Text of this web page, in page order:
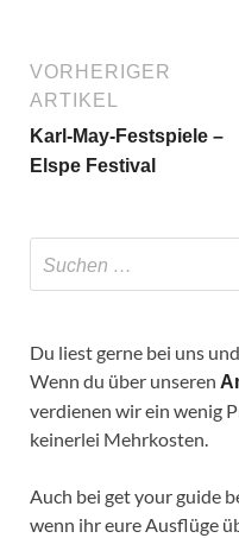
VORHERIGER
ARTIKEL
Karl-May-Festspiele –
Elspe Festival
Du liest gerne bei uns
Wenn du über unseren
verdienen wir ein wenig
keinerlei Mehrkosten.
Auch bei get your guide
wenn ihr eure Ausflüge